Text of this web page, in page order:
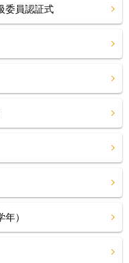
委員認証式
）